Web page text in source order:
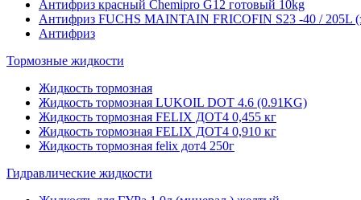
Антифриз красный Chemipro G12 готовый 10kg
Антифриз FUCHS MAINTAIN FRICOFIN S23 -40 / 205L
Антифриз
Тормозные жидкости
Жидкость тормозная
Жидкость тормозная LUKOIL DOT 4.6 (0.91KG)
Жидкость тормозная FELIX ДОТ4 0,455 кг
Жидкость тормозная FELIX ДОТ4 0,910 кг
Жидкость тормозная felix дот4 250г
Гидравлические жидкости